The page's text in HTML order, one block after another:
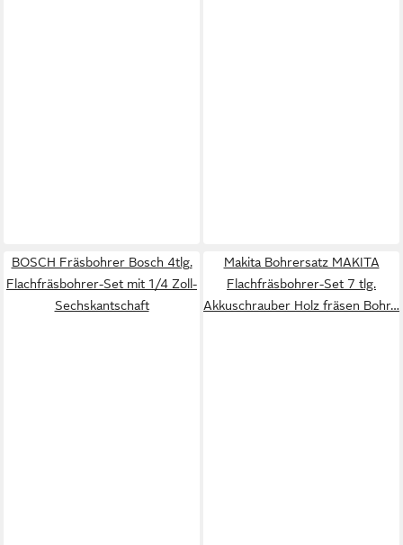
BOSCH Fräsbohrer Bosch 4tlg.
Flachfräsbohrer-Set mit 1/4 Zoll-
Sechskantschaft
Makita Bohrersatz MAKITA
Flachfräsbohrer-Set 7 tlg.
Akkuschrauber Holz fräsen Bohr…